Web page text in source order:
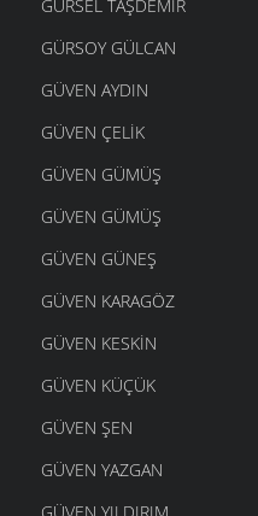
GÜRSEL TAŞDEMIR
GÜRSOY GÜLCAN
GÜVEN AYDIN
GÜVEN ÇELIK
GÜVEN GÜMÜŞ
GÜVEN GÜMÜŞ
GÜVEN GÜNEŞ
GÜVEN KARAGÖZ
GÜVEN KESKIN
GÜVEN KÜÇÜK
GÜVEN ŞEN
GÜVEN YAZGAN